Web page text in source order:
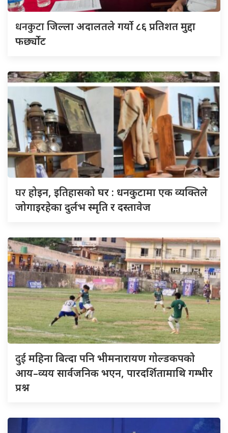
धनकुटाजिल्ला अदालतले गर्यो ८६ प्रतिशत मुद्दा
फर्छ्योट
घरहोइन, इतिहासको घर : धनकुटामा एक व्यक्तिले
जोगाइरहेका दुर्लभ स्मृति र दस्तावेज
दुईमहिना बित्दा पनि भीमनारायण गोल्डकपको
आय–व्यय सार्वजनिक भएन, पारदर्शितामाथि गम्भीर
प्रश्न